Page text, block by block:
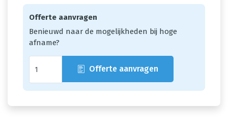
Offerte aanvragen
Benieuwd naar de mogelijkheden bij hoge
afname?
Offerte aanvragen